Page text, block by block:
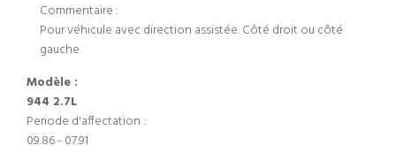
Commentaire :
Pour véhicule avec direction assistée. Côté droit ou côté
gauche
Modèle :
944 2.7L
Periode d'affectation :
09.86 - 07.91